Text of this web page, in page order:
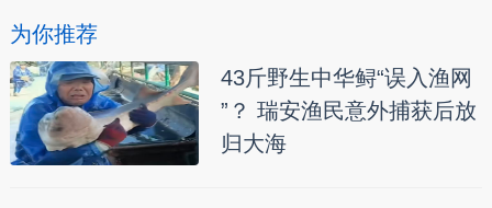
为你推荐
43斤野生中华鲟“误入渔网
”？ 瑞安渔民意外捕获后放
归大海